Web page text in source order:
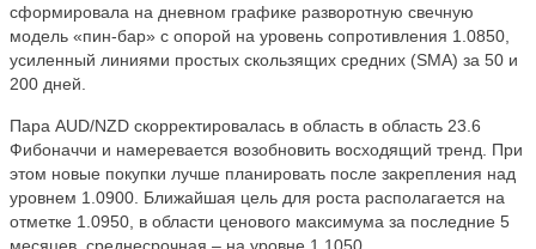
сформировала на дневном графике разворотную свечную
модель «пин-бар» с опорой на уровень сопротивления 1.0850,
усиленный линиями простых скользящих средних (SMA) за 50 и
200 дней.
Пара AUD/NZD скорректировалась в область в область 23.6
Фибоначчи и намеревается возобновить восходящий тренд. При
этом новые покупки лучше планировать после закрепления над
уровнем 1.0900. Ближайшая цель для роста располагается на
отметке 1.0950, в области ценового максимума за последние 5
месяцев, среднесрочная – на уровне 1.1050.